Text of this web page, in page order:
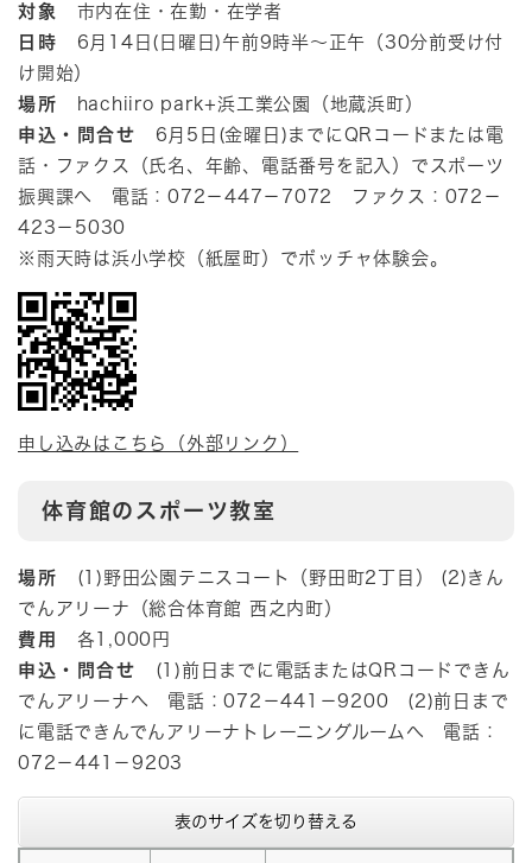
対象 市内在住・在勤・在学者
日時 6月14日(日曜日)午前9時半～正午（30分前受け付
け開始）
場所
hachiiro park+浜工業公園（地蔵浜町）
申込・問合せ 6月5日(金曜日)までにQRコードまたは電
話・ファクス（氏名、年齢、電話番号を記入）でスポーツ
振興課へ 電話：072－447－7072 ファクス：072－
423－5030
※雨天時は浜小学校（紙屋町）でボッチャ体験会。
申し込みはこちら（外部リンク）
体育館のスポーツ教室
場所 (1)野田公園テニスコート（野田町2丁目） (2)きん
でんアリーナ（総合体育館 西之内町）
費用 各1,000円
申込・問合せ (1)前日までに電話またはQRコードできん
でんアリーナへ 電話：072－441－9200 (2)前日まで
に電話できんでんアリーナトレーニングルームへ 電話：
072－441－9203
表のサイズを切り替える